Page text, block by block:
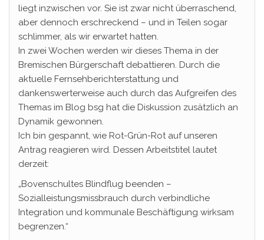
liegt inzwischen vor. Sie ist zwar nicht überraschend,
aber dennoch erschreckend – und in Teilen sogar
schlimmer, als wir erwartet hatten.
In zwei Wochen werden wir dieses Thema in der
Bremischen Bürgerschaft debattieren. Durch die
aktuelle Fernsehberichterstattung und
dankenswerterweise auch durch das Aufgreifen des
Themas im Blog bsg hat die Diskussion zusätzlich an
Dynamik gewonnen.
Ich bin gespannt, wie Rot-Grün-Rot auf unseren
Antrag reagieren wird. Dessen Arbeitstitel lautet
derzeit:
„Bovenschultes Blindflug beenden –
Sozialleistungsmissbrauch durch verbindliche
Integration und kommunale Beschäftigung wirksam
begrenzen.“